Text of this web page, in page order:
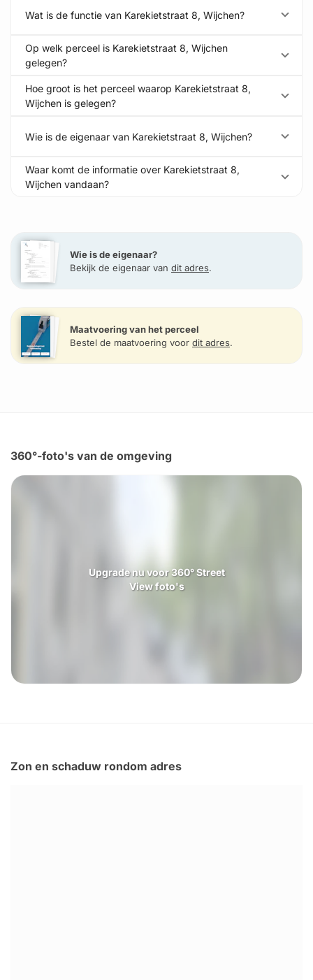
Wat is de functie van Karekietstraat 8, Wijchen?
Op welk perceel is Karekietstraat 8, Wijchen
gelegen?
Hoe groot is het perceel waarop Karekietstraat 8,
Wijchen is gelegen?
Wie is de eigenaar van Karekietstraat 8, Wijchen?
Waar komt de informatie over Karekietstraat 8,
Wijchen vandaan?
Wie is de eigenaar?
Bekijk de eigenaar van dit adres.
Maatvoering van het perceel
Bestel de maatvoering voor dit adres.
360°-foto's van de omgeving
Upgrade nu voor 360° Street
View foto's
Zon en schaduw rondom adres